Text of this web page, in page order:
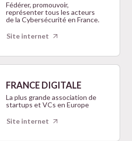
Fédérer, promouvoir,
représenter tous les acteurs
de la Cybersécurité en France.
Site internet
FRANCE DIGITALE
La plus grande association de
startups et VCs en Europe
Site internet